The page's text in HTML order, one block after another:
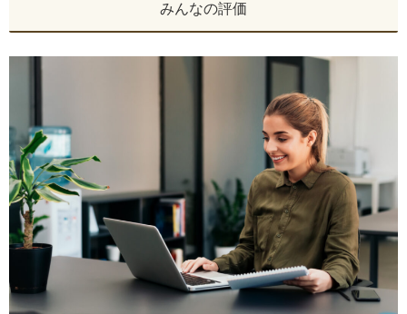
みんなの評価